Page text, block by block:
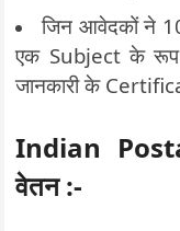
जिन आवेदकों ने
एक Subject के
जानकारी के
Indian
वेतन :-